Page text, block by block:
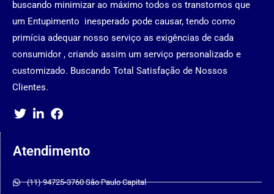
buscando minimizar ao máximo todos os transtornos que
um Entupimento inesperado pode causar, tendo como
primícia adequar nosso serviço as exigências de cada
consumidor , criando assim um serviço personalizado e
customizado. Buscando Total Satisfação de Nossos
Clientes.
Atendimento
(11) 94725-3760 São Paulo Capital